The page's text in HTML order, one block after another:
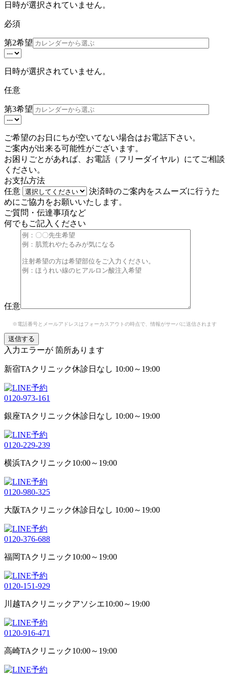
日時が選択されていません。
必須
第2希望
日時が選択されていません。
任意
第3希望
ご希望のお日にちが空いてない場合はお電話下さい。
ご案内が出来る可能性がございます。
お困りごとがあれば、お電話（フリーダイヤル）にてご相談
ください。
お支払方法
任意
決済時のご案内をスムーズに行うた
めにご協力をお願いいたします。
ご質問・伝達事項など
何でもご記入ください
任意
※電話番号とメールアドレスはフォーカスアウトの時点で、情報がサーバに送信されます
入力エラーが 箇所あります
新宿TAクリニック休診日なし 10:00～19:00
0120-973-161
銀座TAクリニック休診日なし 10:00～19:00
0120-229-239
横浜TAクリニック10:00～19:00
0120-980-325
大阪TAクリニック休診日なし 10:00～19:00
0120-376-688
福岡TAクリニック10:00～19:00
0120-151-929
川越TAクリニックアソシエ10:00～19:00
0120-916-471
高崎TAクリニック10:00～19:00